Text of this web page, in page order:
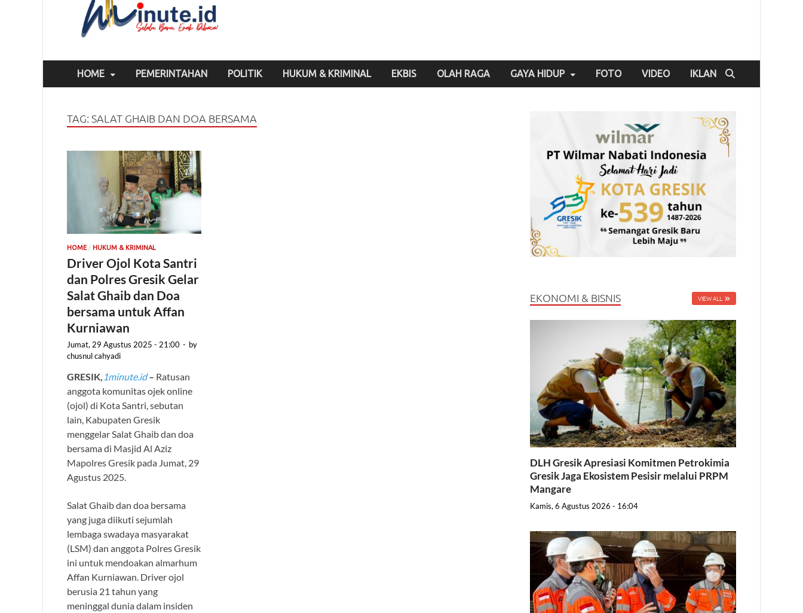
HOME PEMERINTAHAN POLITIK HUKUM & KRIMINAL EKBIS OLAH RAGA GAYA HIDUP FOTO VIDEO IKLAN
TAG: SALAT GHAIB DAN DOA BERSAMA
HOME / HUKUM & KRIMINAL
Driver Ojol Kota Santri
dan Polres Gresik Gelar
Salat Ghaib dan Doa
bersama untuk Affan
Kurniawan
Jumat, 29 Agustus 2025 - 21:00 - by
chusnul cahyadi
GRESIK, 1minute.id– Ratusan
anggota komunitas ojek online
(ojol) di Kota Santri, sebutan
lain, Kabupaten Gresik
menggelar Salat Ghaib dan doa
bersama di Masjid Al Aziz
Mapolres Gresik pada Jumat, 29
Agustus 2025.
Salat Ghaib dan doa bersama
yang juga diikuti sejumlah
lembaga swadaya masyarakat
(LSM) dan anggota Polres Gresik
ini untuk mendoakan almarhum
Affan Kurniawan. Driver ojol
berusia 21 tahun yang
meninggal dunia dalam insiden
EKONOMI & BISNIS VIEW ALL
DLH Gresik Apresiasi Komitmen Petrokimia
Gresik Jaga Ekosistem Pesisir melalui PRPM
Mangare
Kamis, 6 Agustus 2026 - 16:04